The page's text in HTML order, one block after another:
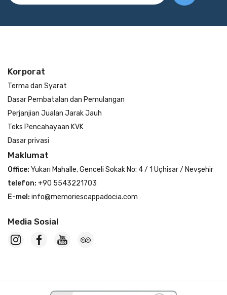
Korporat
Terma dan Syarat
Dasar Pembatalan dan Pemulangan
Perjanjian Jualan Jarak Jauh
Teks Pencahayaan KVK
Dasar privasi
Maklumat
Office: Yukarı Mahalle, Genceli Sokak No: 4 / 1 Uçhisar / Nevşehir
telefon: +90 5543221703
E-mel: info@memoriescappadocia.com
Media Sosial